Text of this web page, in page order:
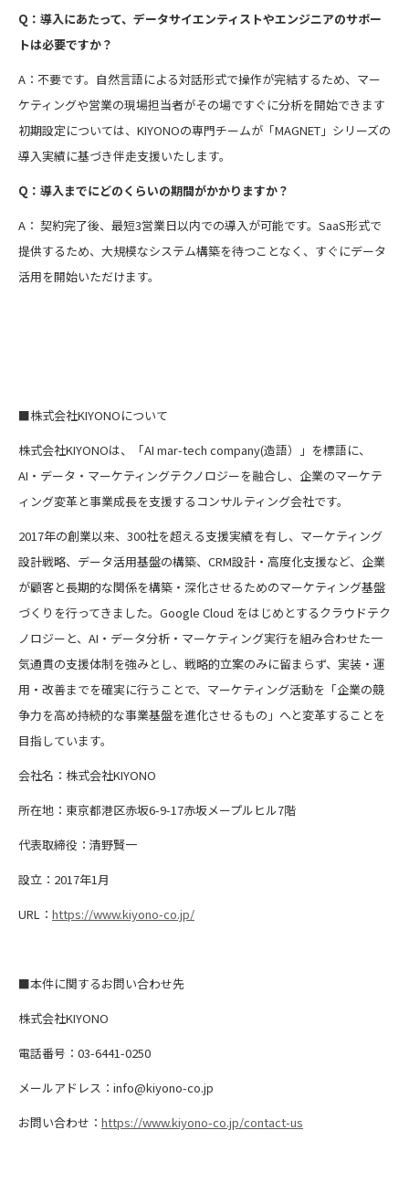
Q：導入にあたって、データサイエンティストやエンジニアのサポー
トは必要ですか？
A：不要です。自然言語による対話形式で操作が完結するため、マー
ケティングや営業の現場担当者がその場ですぐに分析を開始できます
初期設定については、KIYONOの専門チームが「MAGNET」シリーズの
導入実績に基づき伴走支援いたします。
Q：導入までにどのくらいの期間がかかりますか？
A： 契約完了後、最短3営業日以内での導入が可能です。SaaS形式で
提供するため、大規模なシステム構築を待つことなく、すぐにデータ
活用を開始いただけます。
■株式会社KIYONOについて
株式会社KIYONOは、「AI mar-tech company(造語）」を標語に、
AI・データ・マーケティングテクノロジーを融合し、企業のマーケテ
ィング変革と事業成長を支援するコンサルティング会社です。
2017年の創業以来、300社を超える支援実績を有し、マーケティング
設計戦略、データ活用基盤の構築、CRM設計・高度化支援など、企業
が顧客と長期的な関係を構築・深化させるためのマーケティング基盤
づくりを行ってきました。Google Cloud をはじめとするクラウドテク
ノロジーと、AI・データ分析・マーケティング実行を組み合わせた一
気通貫の支援体制を強みとし、戦略的立案のみに留まらず、実装・運
用・改善までを確実に行うことで、マーケティング活動を「企業の競
争力を高め持続的な事業基盤を進化させるもの」へと変革することを
目指しています。
会社名：株式会社KIYONO
所在地：東京都港区赤坂6-9-17赤坂メープルヒル7階
代表取締役：清野賢一
設立：2017年1月
URL： https://www.kiyono-co.jp/
■本件に関するお問い合わせ先
株式会社KIYONO
電話番号：03-6441-0250
メールアドレス：info@kiyono-co.jp
お問い合わせ： https://www.kiyono-co.jp/contact-us